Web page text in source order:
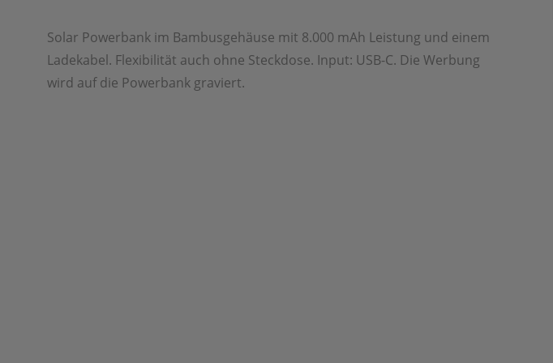
Solar Powerbank im Bambusgehäuse mit 8.000 mAh Leistung und einem
Ladekabel. Flexibilität auch ohne Steckdose. Input: USB-C. Die Werbung
wird auf die Powerbank graviert.